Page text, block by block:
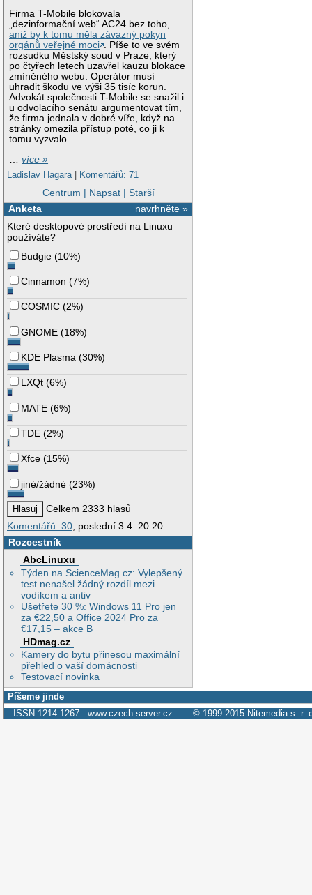
Firma T-Mobile blokovala
„dezinformační web“ AC24 bez toho,
aniž by k tomu měla závazný pokyn
orgánů veřejné moci . Píše to ve svém
rozsudku Městský soud v Praze, který
po čtyřech letech uzavřel kauzu blokace
zmíněného webu. Operátor musí
uhradit škodu ve výši 35 tisíc korun.
Advokát společnosti T-Mobile se snažil i
u odvolacího senátu argumentovat tím,
že firma jednala v dobré víře, když na
stránky omezila přístup poté, co ji k
tomu vyzvalo
…více »
Ladislav Hagara | Komentářů: 71
Centrum | Napsat| Starší
navrhněte »
Anketa
Které desktopové prostředí na Linuxu
používáte?
Budgie (10%)
Cinnamon (7%)
COSMIC (2%)
GNOME (18%)
KDE Plasma (30%)
LXQt (6%)
MATE (6%)
TDE (2%)
Xfce (15%)
jiné/žádné (23%)
Celkem 2333 hlasů
Komentářů: 30, poslední 3.4. 20:20
Rozcestník
AbcLinuxu
Týden na ScienceMag.cz: Vylepšený
test nenašel žádný rozdíl mezi
vodíkem a antiv
Ušetřete 30 %: Windows 11 Pro jen
za €22,50 a Office 2024 Pro za
€17,15 – akce B
HDmag.cz
Kamery do bytu přinesou maximální
přehled o vaší domácnosti
Testovací novinka
Píšeme jinde
ISSN 1214-1267 www.czech-server.cz © 1999-2015 Nitemedia s. r.